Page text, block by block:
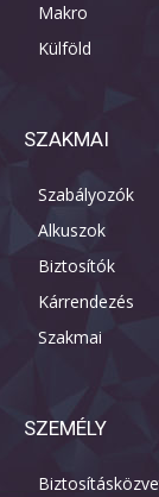
Makro
Külföld
SZAKMAI
Szabályozók
Alkuszok
Biztosítók
Kárrendezés
Szakmai
SZEMÉLY